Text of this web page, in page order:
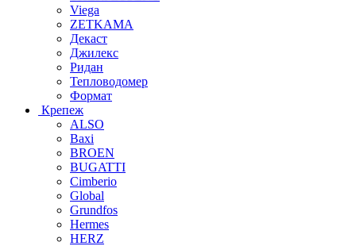
Viega
ZETKAMA
Декаст
Джилекс
Ридан
Тепловодомер
Формат
Крепеж
ALSO
Baxi
BROEN
BUGATTI
Cimberio
Global
Grundfos
Hermes
HERZ